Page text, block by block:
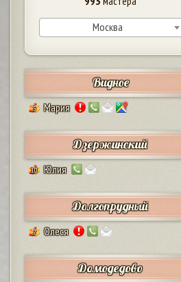
Москва
Видное
5 Мария
Дзержинский
10 Юлия
Долгопрудный
2 Олеся
Домодедово